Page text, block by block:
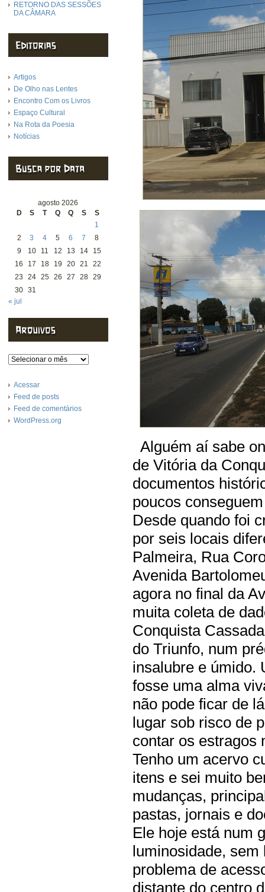
RETORNO DAS SESSÕES
DA CÂMARA
Artigos
De Olho nas Lentes
Encontro Com os Livros
Espaço Cultural
Na Rota da Poesia
Notícias
agosto 2026
D
S T Q Q S
S
1
2
3 4 5 6 7
8
9
10 11 12 13 14
15
16
17 18 19 20 21
22
23
24 25 26 27 28 29
30 31
« jul
Arquivos
Acessar
Feed de posts
Feed de comentários
WordPress.org
Alguém aí sabe
de Vitória da
documentos
poucos
Desde quando foi
por seis locais
Palmeira, Rua
Avenida
agora no final da
muita coleta de
Conquista
do Triunfo, num
insalubre e úmido.
fosse uma alma
não pode ficar de
lugar sob risco de
contar os estragos
Tenho um acervo
itens e sei muito
mudanças,
pastas, jornais e
Ele hoje está num
luminosidade,
problema de
distante do centro